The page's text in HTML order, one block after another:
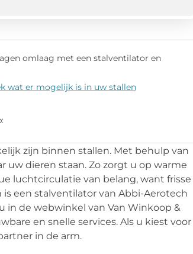
omlaag met een stalventilator en
wat er mogelijk is in uw stallen
zijn binnen stallen. Met behulp van
uw dieren staan. Zo zorgt u op warme
luchtcirculatie van belang, want frisse
een stalventilator van Abbi-Aerotech
in de webwinkel van Van Winkoop &
en snelle services. Als u kiest voor
in de arm.